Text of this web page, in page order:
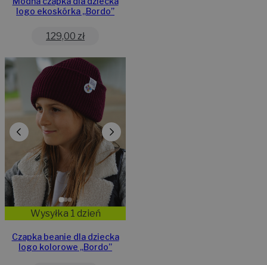
logo ekoskórka „Bordo”
129,00 zł
Wysyłka 1 dzień
Czapka beanie dla dziecka
logo kolorowe „Bordo”